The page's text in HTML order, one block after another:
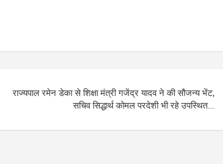
राज्यपाल रमेन डेका से शिक्षा मंत्री गजेंद्र यादव ने की सौजन्य भेंट,
सचिव सिद्धार्थ कोमल परदेशी भी रहे उपस्थित….